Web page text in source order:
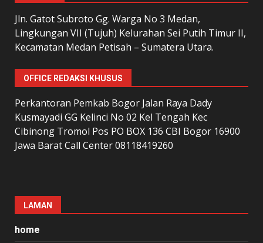
Jln. Gatot Subroto Gg. Warga No 3 Medan,
Lingkungan VII (Tujuh) Kelurahan Sei Putih Timur II,
Kecamatan Medan Petisah – Sumatera Utara.
OFFICE REDAKSI KHUSUS
Perkantoran Pemkab Bogor Jalan Raya Dady
Kusmayadi GG Kelinci No 02 Kel Tengah Kec
Cibinong Tromol Pos PO BOX 136 CBI Bogor 16900
Jawa Barat Call Center 08118419260
LAMAN
home